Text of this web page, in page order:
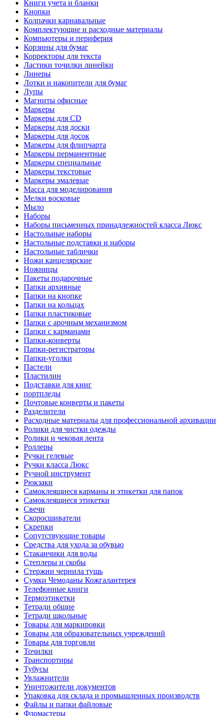
Книги учета и бланки
Кнопки
Колпачки карнавальные
Комплектующие и расходные материалы
Компьютеры и периферия
Корзины для бумаг
Корректоры для текста
Ластики точилки линейки
Линеры
Лотки и накопители для бумаг
Лупы
Магниты офисные
Маркеры
Маркеры для CD
Маркеры для доски
Маркеры для досок
Маркеры для флипчарта
Маркеры перманентные
Маркеры специальные
Маркеры текстовые
Маркеры эмалевые
Масса для моделирования
Мелки восковые
Мыло
Наборы
Наборы письменных принадлежностей класса Люкс
Настольные наборы
Настольные подставки и наборы
Настольные таблички
Ножи канцелярские
Ножницы
Пакеты подарочные
Папки архивные
Папки на кнопке
Папки на кольцах
Папки пластиковые
Папки с арочным механизмом
Папки с карманами
Папки-конверты
Папки-регистраторы
Папки-уголки
Пастели
Пластилин
Подставки для книг
портпледы
Почтовые конверты и пакеты
Разделители
Расходные материалы для профессиональной архивации
Ролики для чистки одежды
Ролики и чековая лента
Роллеры
Ручки гелевые
Ручки класса Люкс
Ручной инструмент
Рюкзаки
Самоклеящиеся карманы и этикетки для папок
Самоклеящиеся этикетки
Свечи
Скоросшиватели
Скрепки
Сопутствующие товары
Средства для ухода за обувью
Стаканчики для воды
Степлеры и скобы
Стержни чернила тушь
Сумки Чемоданы Кожгалантерея
Телефонные книги
Термоэтикетки
Тетради общие
Тетради школьные
Товары для маркировки
Товары для образовательных учреждений
Товары для торговли
Точилки
Транспортиры
Тубусы
Увлажнители
Уничтожители документов
Упаковка для склада и промышленных производств
Файлы и папки файловые
Фломастеры